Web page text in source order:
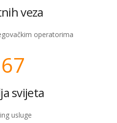
veza
operatorima
svijeta
usluge